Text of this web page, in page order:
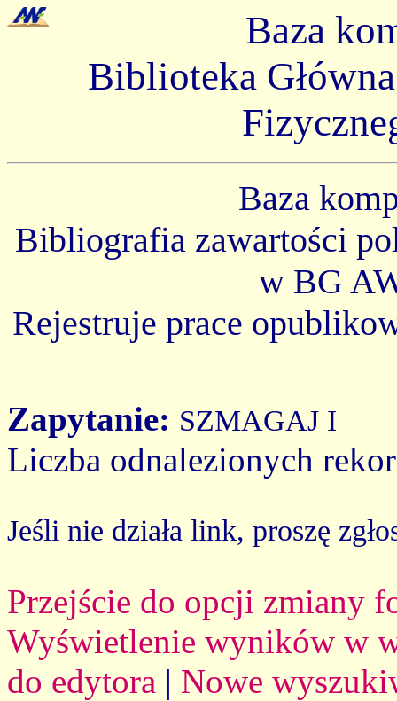
Baza
Biblioteka
Baza
Bibliografia zawartości
w BG
Rejestruje prace
Zapytanie: SZMAGAJ I
Liczba odnalezionych
Jeśli nie działa link, proszę
Przejście do opcji zmiany
Wyświetlenie wyników w
do edytora | Nowe